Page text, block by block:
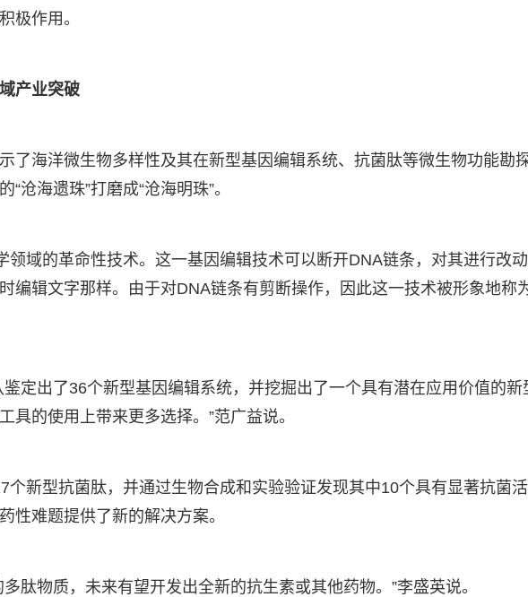
极作用。
产业突破
了海洋微生物多样性及其在新型基因编辑系统、抗菌肽等微生物功能勘
沧海遗珠”打磨成“沧海明珠”。
领域的革命性技术。这一基因编辑技术可以断开DNA链条，对其进行改动
编辑文字那样。由于对DNA链条有剪断操作，因此这一技术被形象地称
定出了36个新型基因编辑系统，并挖掘出了一个具有潜在应用价值的新
具的使用上带来更多选择。”范广益说。
个新型抗菌肽，并通过生物合成和实验验证发现其中10个具有显著抗菌
性难题提供了新的解决方案。
肽物质，未来有望开发出全新的抗生素或其他药物。”李盛英说。